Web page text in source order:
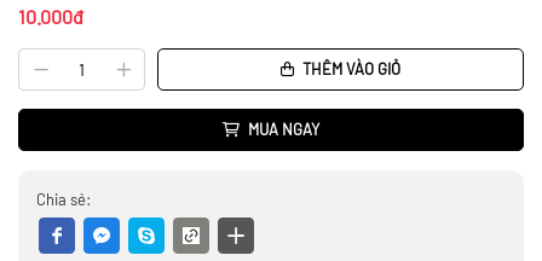
10.000đ
THÊM VÀO GIỎ
MUA NGAY
Chia sẻ: